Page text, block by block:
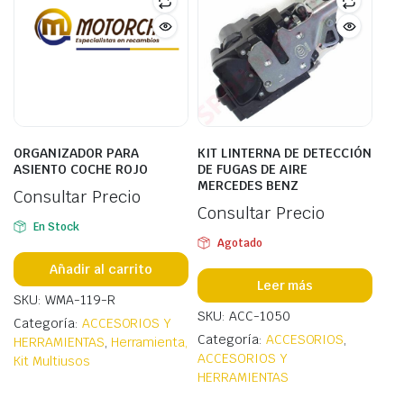
ORGANIZADOR PARA
ASIENTO COCHE ROJO
Consultar Precio
En Stock
Añadir al carrito
SKU: WMA-119-R
Categoría: ACCESORIOS Y
HERRAMIENTAS, Herramienta,
Kit Multiusos
KIT LINTERNA DE DETECCIÓN
DE FUGAS DE AIRE
MERCEDES BENZ
Consultar Precio
Agotado
Leer más
SKU: ACC-1050
Categoría: ACCESORIOS,
ACCESORIOS Y
HERRAMIENTAS